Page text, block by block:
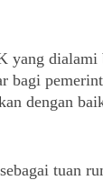
yang
bagi
dengan
tuan